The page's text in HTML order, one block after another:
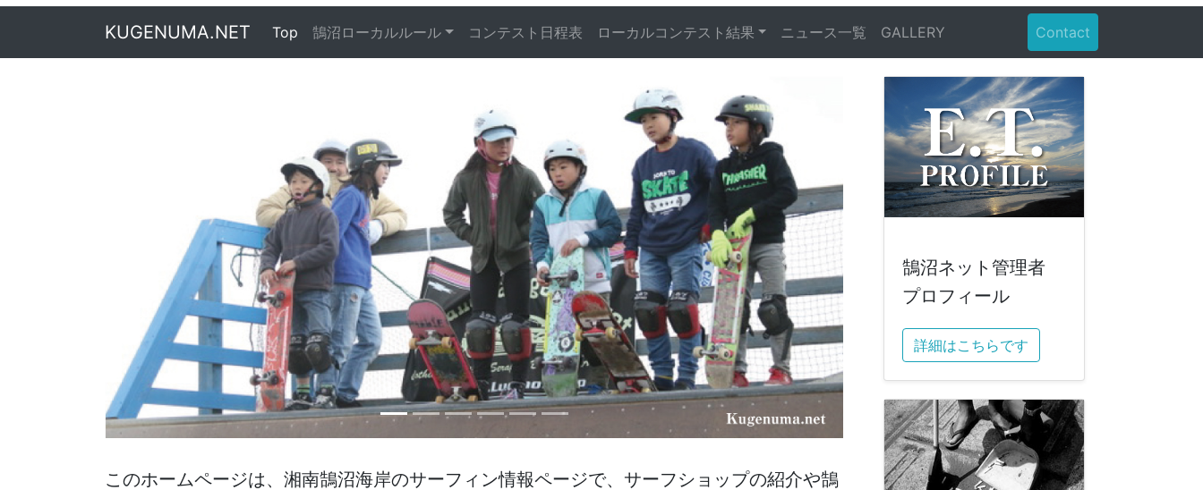
KUGENUMA.NET Top (current)
鵠沼ローカルルール コンテスト日程表 ローカルコンテスト結果 ニュース一覧 GALLERY Contact
前に戻る 次に送る
このホームページは、湘南鵠沼海岸のサーフィン情報ページで、サーフショップの紹介や鵠
鵠沼ネット管理者
プロフィール
詳細はこちらです